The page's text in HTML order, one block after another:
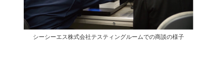
シーシーエス株式会社テスティングルームでの商談の様子